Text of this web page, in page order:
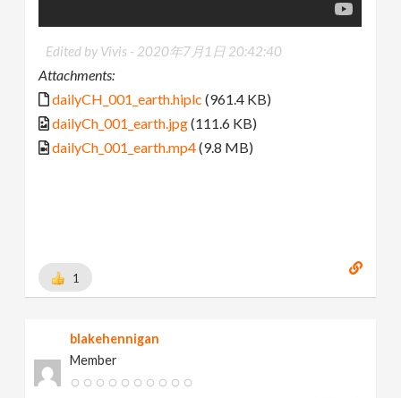
Edited by Vivis - 2020年7月1日 20:42:40
Attachments:
dailyCH_001_earth.hiplc (961.4 KB)
dailyCh_001_earth.jpg(111.6 KB)
dailyCh_001_earth.mp4(9.8 MB)
1
blakehennigan
Member